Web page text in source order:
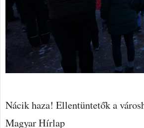
Nácik haza! Ellentüntetők a
Magyar Hírlap